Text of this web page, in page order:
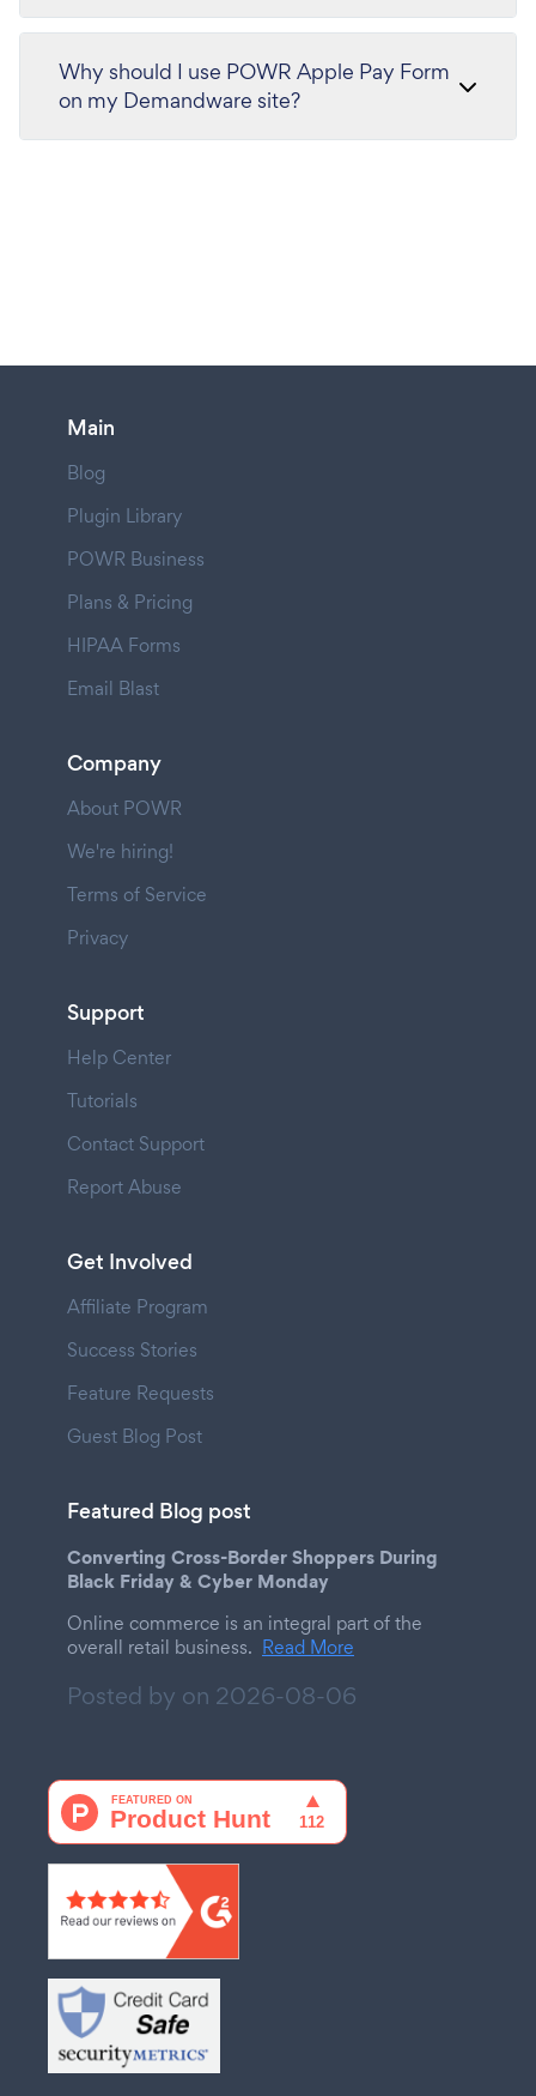
Why should I use POWR Apple Pay Form
on my Demandware site?
Main
Blog
Plugin Library
POWR Business
Plans & Pricing
HIPAA Forms
Email Blast
Company
About POWR
We're hiring!
Terms of Service
Privacy
Support
Help Center
Tutorials
Contact Support
Report Abuse
Get Involved
Affiliate Program
Success Stories
Feature Requests
Guest Blog Post
Featured Blog post
Converting Cross-Border Shoppers During
Black Friday & Cyber Monday
Online commerce is an integral part of the
overall retail business. Read More
Posted by on 2026-08-06